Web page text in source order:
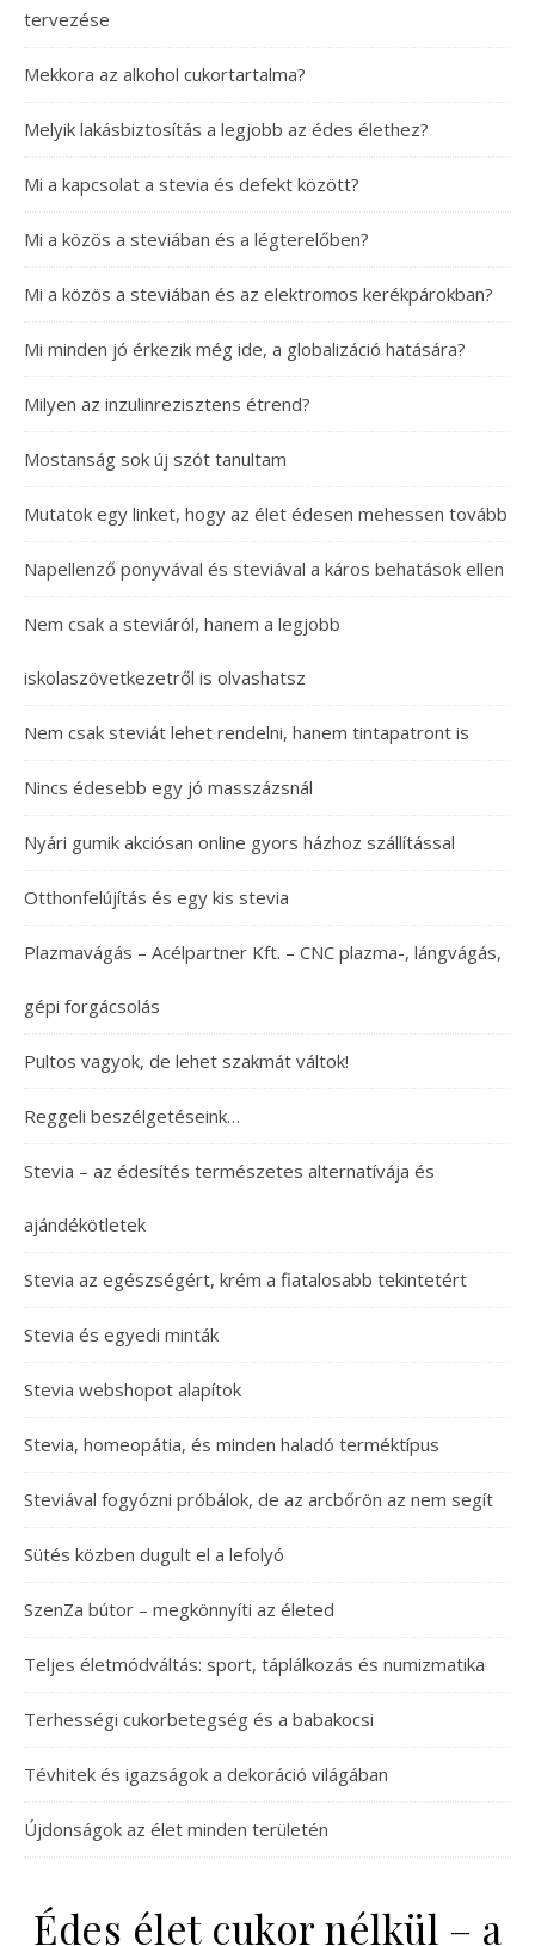
tervezése
Mekkora az alkohol cukortartalma?
Melyik lakásbiztosítás a legjobb az édes élethez?
Mi a kapcsolat a stevia és defekt között?
Mi a közös a steviában és a légterelőben?
Mi a közös a steviában és az elektromos kerékpárokban?
Mi minden jó érkezik még ide, a globalizáció hatására?
Milyen az inzulinrezisztens étrend?
Mostanság sok új szót tanultam
Mutatok egy linket, hogy az élet édesen mehessen tovább
Napellenző ponyvával és steviával a káros behatások ellen
Nem csak a steviáról, hanem a legjobb
iskolaszövetkezetről is olvashatsz
Nem csak steviát lehet rendelni, hanem tintapatront is
Nincs édesebb egy jó masszázsnál
Nyári gumik akciósan online gyors házhoz szállítással
Otthonfelújítás és egy kis stevia
Plazmavágás – Acélpartner Kft. – CNC plazma-, lángvágás,
gépi forgácsolás
Pultos vagyok, de lehet szakmát váltok!
Reggeli beszélgetéseink…
Stevia – az édesítés természetes alternatívája és
ajándékötletek
Stevia az egészségért, krém a fiatalosabb tekintetért
Stevia és egyedi minták
Stevia webshopot alapítok
Stevia, homeopátia, és minden haladó terméktípus
Steviával fogyózni próbálok, de az arcbőrön az nem segít
Sütés közben dugult el a lefolyó
SzenZa bútor – megkönnyíti az életed
Teljes életmódváltás: sport, táplálkozás és numizmatika
Terhességi cukorbetegség és a babakocsi
Tévhitek és igazságok a dekoráció világában
Újdonságok az élet minden területén
Édes élet cukor nélkül – a